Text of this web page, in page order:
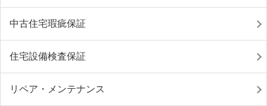
中古住宅瑕疵保証
住宅設備検査保証
リペア・メンテナンス